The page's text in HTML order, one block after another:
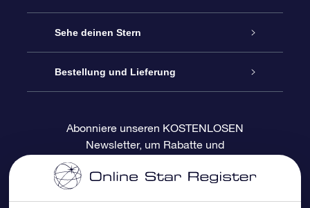
Kontakt
Blog
Bewertungen
Sterne schenken
OSR-Geschenkpaket
OSR-Geschenkgutschein
Firmengeschenke
Sehe deinen Stern
Sternregister
Personalisierte Sternseite
One Million Stars
Bestellung und Lieferung
Zahlungsinformationen
Versandinformationen
Abonniere unseren KOSTENLOSEN
Newsletter, um Rabatte und